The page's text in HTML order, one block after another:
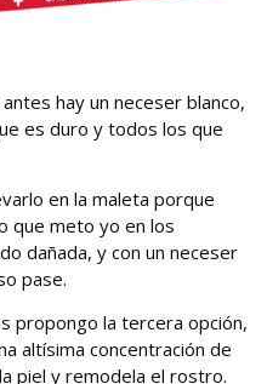
hay un neceser blanco,
es duro y todos los que
en la maleta porque
que meto yo en los
dañada, y con un neceser
pase.
propongo la tercera opción,
altísima concentración de
piel y remodela el rostro.